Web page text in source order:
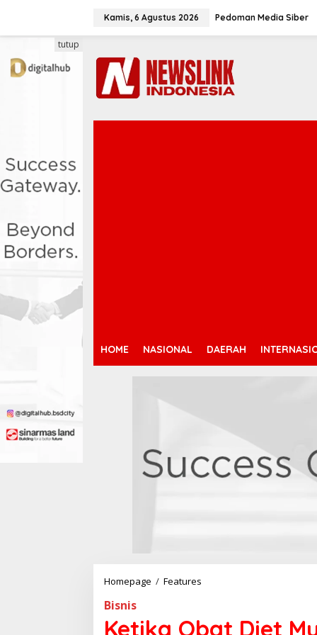
Kamis, 6 Agustus 2026 Pedoman Media Siber
HOME NASIONAL DAERAH
tutup
Homepage / Features
k
Bisnis
Ketika Obat Diet